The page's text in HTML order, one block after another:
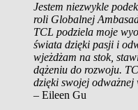
Jestem niezwykle
roli Globalnej
TCL podziela moje
świata dzięki pasji i
wjeżdżam na stok,
dążeniu do rozwoju.
dzięki swojej
– Eileen Gu